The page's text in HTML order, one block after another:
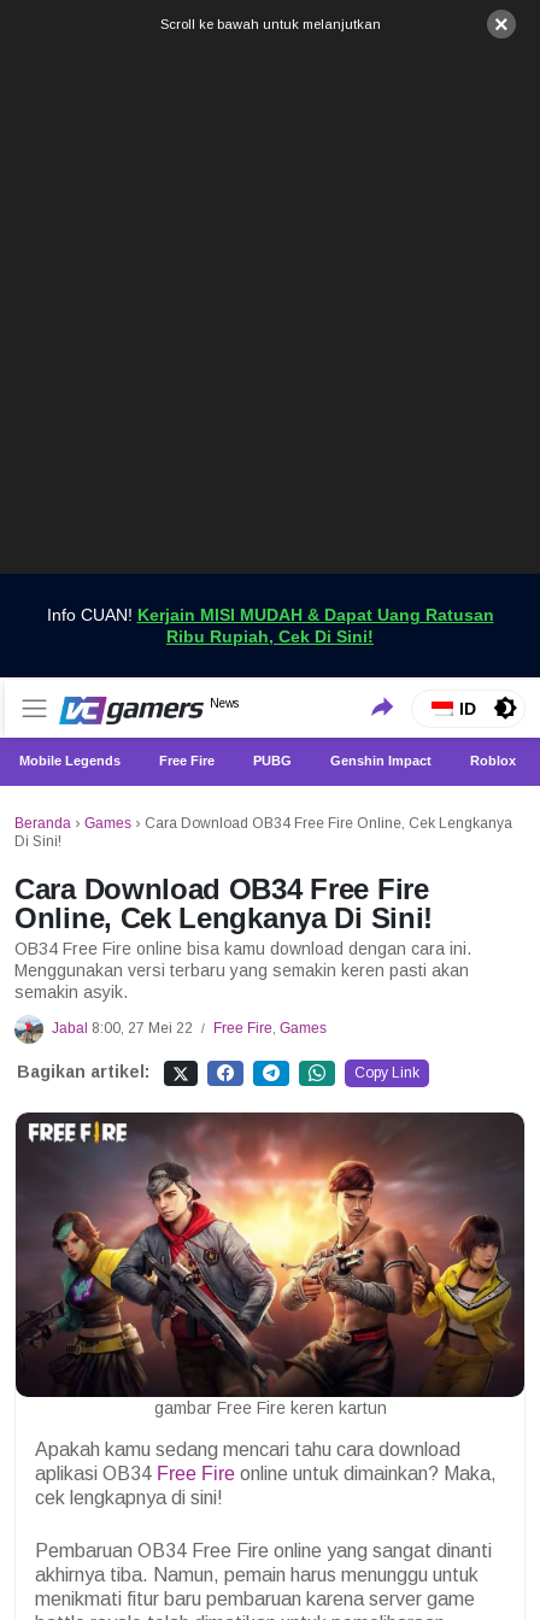
×
Scroll ke bawah untuk melanjutkan
Info CUAN! Kerjain MISI MUDAH & Dapat Uang Ratusan
Ribu Rupiah, Cek Di Sini!
VCGamers News
News
Dapatkan Berita Games Terbaru Hanya di VCGamers
ID
Mobile Legends Free Fire PUBG Genshin Impact Roblox
Beranda › Games › Cara Download OB34 Free Fire Online, Cek Lengkanya
Di Sini!
Cara Download OB34 Free Fire
Online, Cek Lengkanya Di Sini!
OB34 Free Fire online bisa kamu download dengan cara ini.
Menggunakan versi terbaru yang semakin keren pasti akan
semakin asyik.
Jabal 8:00, 27 Mei 22 / Free Fire, Games
Bagikan artikel: Copy Link
gambar Free Fire keren kartun
Apakah kamu sedang mencari tahu cara download
aplikasi OB34 Free Fire online untuk dimainkan? Maka,
cek lengkapnya di sini!
Pembaruan OB34 Free Fire online yang sangat dinanti
akhirnya tiba. Namun, pemain harus menunggu untuk
menikmati fitur baru pembaruan karena server game